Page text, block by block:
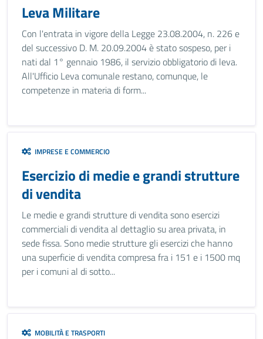
Leva Militare
Con l'entrata in vigore della Legge 23.08.2004, n. 226 e
del successivo D. M. 20.09.2004 è stato sospeso, per i
nati dal 1° gennaio 1986, il servizio obbligatorio di leva.
All'Ufficio Leva comunale restano, comunque, le
competenze in materia di form...
IMPRESE E COMMERCIO
Esercizio di medie e grandi strutture
di vendita
Le medie e grandi strutture di vendita sono esercizi
commerciali di vendita al dettaglio su area privata, in
sede fissa. Sono medie strutture gli esercizi che hanno
una superficie di vendita compresa fra i 151 e i 1500 mq
per i comuni al di sotto...
MOBILITÀ E TRASPORTI